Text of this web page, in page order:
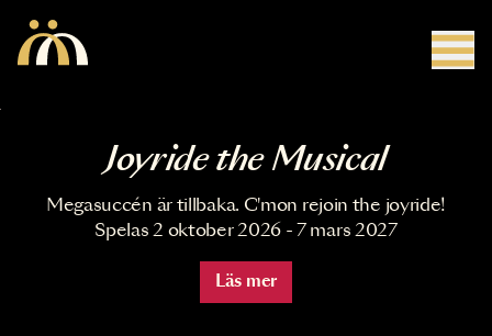
Joyride the Musical
Megasuccén är tillbaka. C'mon rejoin the joyride!
Spelas 2 oktober 2026 - 7 mars 2027
Läs mer